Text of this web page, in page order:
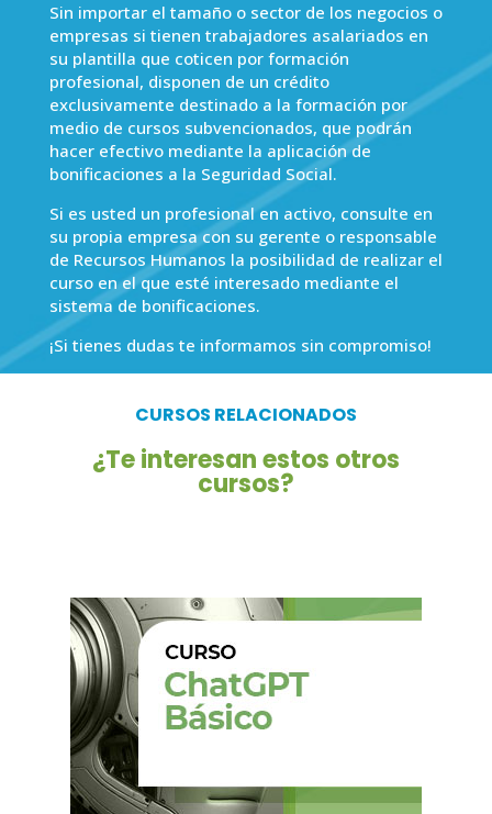
Sin importar el tamaño o sector de los negocios o
empresas si tienen trabajadores asalariados en
su plantilla que coticen por formación
profesional, disponen de un crédito
exclusivamente destinado a la formación por
medio de cursos subvencionados, que podrán
hacer efectivo mediante la aplicación de
bonificaciones a la Seguridad Social.
Si es usted un profesional en activo, consulte en
su propia empresa con su gerente o responsable
de Recursos Humanos la posibilidad de realizar el
curso en el que esté interesado mediante el
sistema de bonificaciones.
¡Si tienes dudas te informamos sin compromiso!
CURSOS RELACIONADOS
¿Te interesan estos otros
cursos?